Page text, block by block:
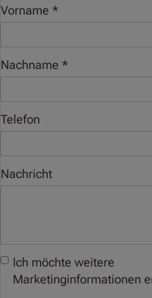
Vorname
Nachname
Telefon
Nachricht
Ich möchte weitere
Marketinginformationen